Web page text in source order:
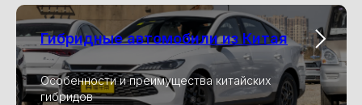
Гибридные автомобили из Китая
Особенности и преимущества китайских
гибридов